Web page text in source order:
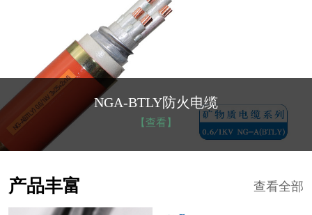
NGA-BTLY防火电缆
【查看】
查看全部
产品丰富